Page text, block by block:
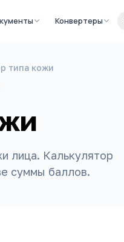
Конвертеры
типа кожи
лица. Калькулятор
суммы баллов.